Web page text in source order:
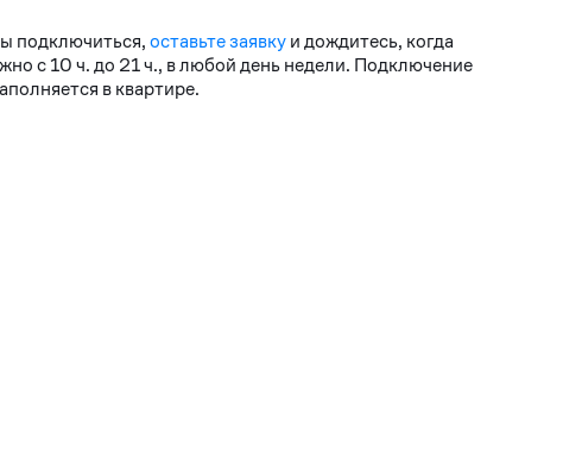
подключиться,оставьте заявкуи дождитесь, когда
с 10 ч. до 21 ч., в любой день недели. Подключение
в квартире.